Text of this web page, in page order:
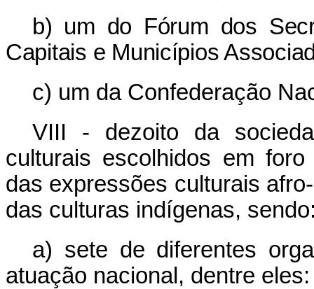
b) um do Fórum dos
Capitais e Municípios
c) um da Confederação
VIII - dezoito da
culturais escolhidos em
das expressões culturais
das culturas indígenas,
a) sete de diferentes
atuação nacional, dentre eles: